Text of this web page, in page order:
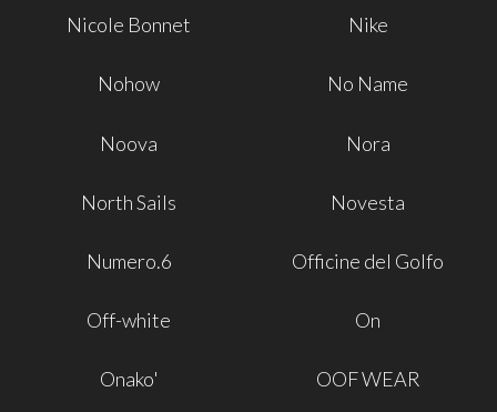
Nicole Bonnet Nike
Nohow No Name
Noova Nora
North Sails Novesta
Numero.6 Officine del Golfo
Off-white On
Onako' OOF WEAR